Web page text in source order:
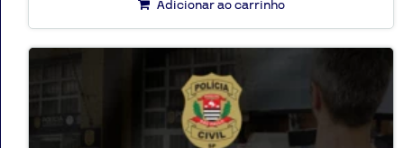
Adicionar ao carrinho